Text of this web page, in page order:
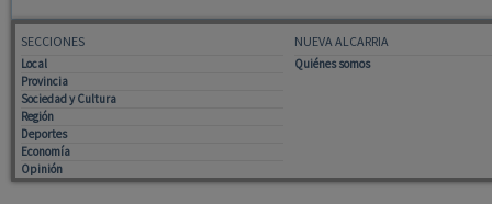
SECCIONES
Local
Provincia
Sociedad y Cultura
Región
Deportes
Economía
Opinión
NUEVA ALCARRIA
Quiénes somos